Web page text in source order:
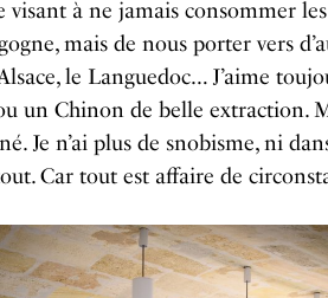
visant à ne jamais consommer
mais de nous porter vers
le Languedoc… J’aime
un Chinon de belle extraction.
Je n’ai plus de snobisme, ni
Car tout est affaire de